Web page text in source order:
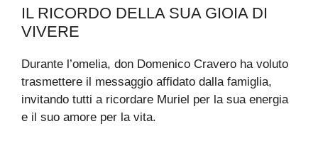
IL RICORDO DELLA SUA GIOIA DI
VIVERE
Durante l’omelia, don Domenico Cravero ha voluto
trasmettere il messaggio affidato dalla famiglia,
invitando tutti a ricordare Muriel per la sua energia
e il suo amore per la vita.